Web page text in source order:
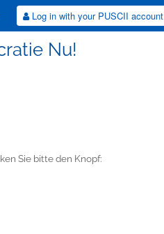
Log in with your PUSCII account
Nu!
Sie bitte den Knopf: